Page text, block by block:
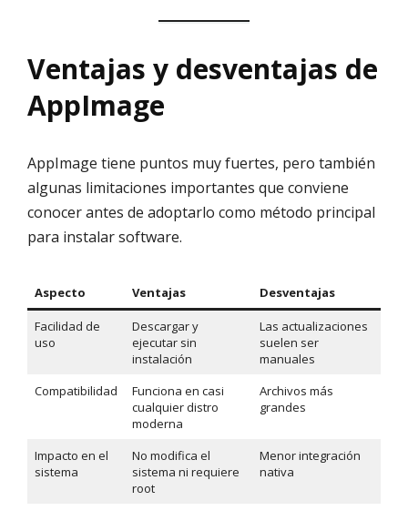
Ventajas y desventajas de
AppImage
AppImage tiene puntos muy fuertes, pero también
algunas limitaciones importantes que conviene
conocer antes de adoptarlo como método principal
para instalar software.
Aspecto Ventajas Desventajas
Facilidad de
uso
Descargar y
ejecutar sin
instalación
Las actualizaciones
suelen ser
manuales
Compatibilidad
Funciona en casi
cualquier distro
moderna
Archivos más
grandes
Impacto en el
sistema
No modifica el
sistema ni requiere
root
Menor integración
nativa